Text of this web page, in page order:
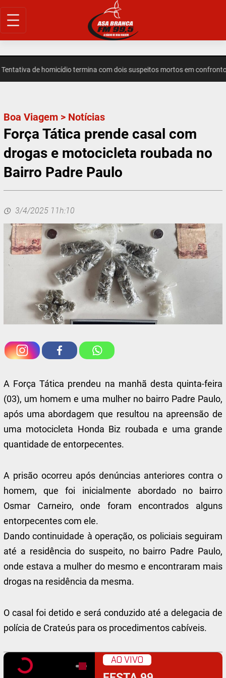
Pular
para
de homicídio termina com dois suspeitos mortos em confronto
Boa Viagem > Notícias
Força Tática prende casal com
drogas e motocicleta roubada no
Bairro Padre Paulo
3/4/2025 11h:10
A Força Tática prendeu na manhã desta quinta-feira
(03), um homem e uma mulher no bairro Padre Paulo,
após uma abordagem que resultou na apreensão de
uma motocicleta Honda Biz roubada e uma grande
quantidade de entorpecentes.
A prisão ocorreu após denúncias anteriores contra o
homem, que foi inicialmente abordado no bairro
Osmar Carneiro, onde foram encontrados alguns
entorpecentes com ele.
Dando continuidade à operação, os policiais seguiram
até a residência do suspeito, no bairro Padre Paulo,
onde estava a mulher do mesmo e encontraram mais
drogas na residência da mesma.
O casal foi detido e será conduzido até a delegacia de
polícia de Crateús para os procedimentos cabíveis.
AO VIVO